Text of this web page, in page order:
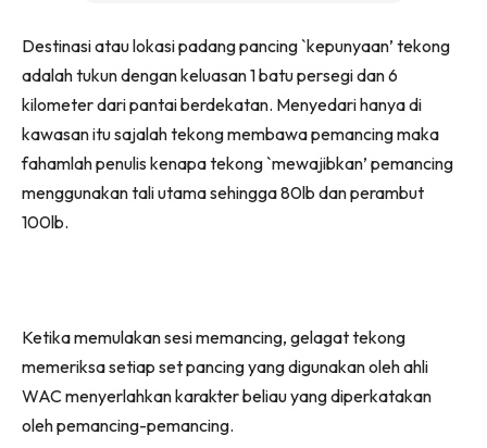
Destinasi atau lokasi padang pancing `kepunyaan’ tekong
adalah tukun dengan keluasan 1 batu persegi dan 6
kilometer dari pantai berdekatan. Menyedari hanya di
kawasan itu sajalah tekong membawa pemancing maka
fahamlah penulis kenapa tekong `mewajibkan’ pemancing
menggunakan tali utama sehingga 80lb dan perambut
100lb.
Ketika memulakan sesi memancing, gelagat tekong
memeriksa setiap set pancing yang digunakan oleh ahli
WAC menyerlahkan karakter beliau yang diperkatakan
oleh pemancing-pemancing.